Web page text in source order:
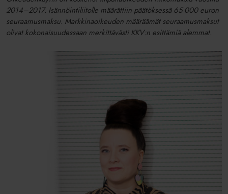
2014–2017. Isännöintiliitolle määrättiin päätöksessä 65 000 euron
seuraamusmaksu. Markkinaoikeuden määräämät seuraamusmaksut
olivat kokonaisuudessaan merkittävästi KKV:n esittämiä alemmat.